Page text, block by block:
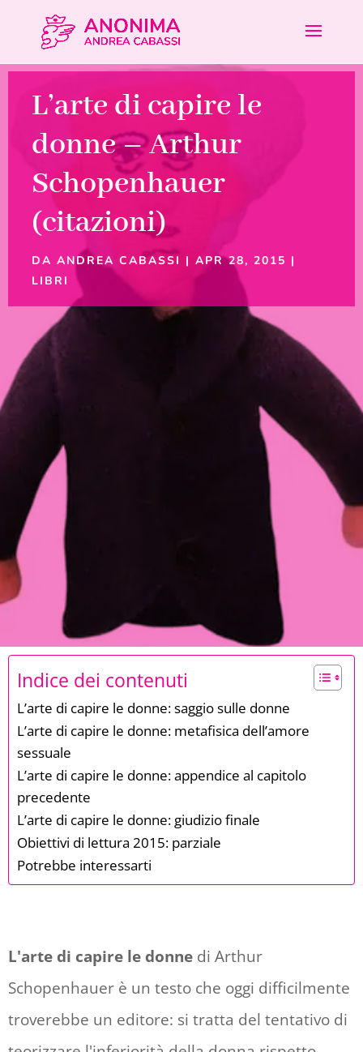
L’arte di capire le
donne – Arthur
Schopenhauer
(citazioni)
DA ANDREA CABASSI | APR 28, 2015 |
LIBRI
Indice dei contenuti
L’arte di capire le donne: saggio sulle donne
L’arte di capire le donne: metafisica dell’amore
sessuale
L’arte di capire le donne: appendice al capitolo
precedente
L’arte di capire le donne: giudizio finale
Obiettivi di lettura 2015: parziale
Potrebbe interessarti
L'arte di capire le donne di Arthur
Schopenhauer è un testo che oggi difficilmente
troverebbe un editore: si tratta del tentativo di